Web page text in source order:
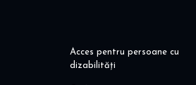
Acces pentru persoane cu
dizabilități